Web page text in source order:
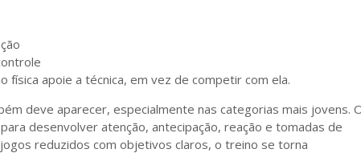
física apoie a técnica, em vez de competir com ela.
deve aparecer, especialmente nas categorias mais jovens.
desenvolver atenção, antecipação, reação e tomadas de
reduzidos com objetivos claros, o treino se torna